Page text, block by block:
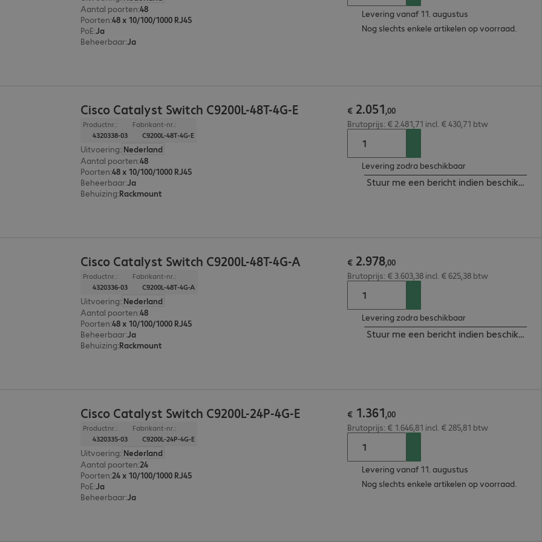
Aantal poorten:48
Poorten:48 x 10/100/1000 RJ45
PoE:Ja
Beheerbaar:Ja
Levering vanaf 11. augustus
Nog slechts enkele artikelen op voorraad.
Cisco Catalyst Switch C9200L-48T-4G-E
Productnr.:
4320338-03
Fabrikant-nr.:
C9200L-48T-4G-E
Uitvoering: Nederland
Aantal poorten:48
Poorten:48 x 10/100/1000 RJ45
Beheerbaar:Ja
Behuizing:Rackmount
€ 2.051,00
Brutoprijs: € 2.481,71 incl. € 430,71 btw
Levering zodra beschikbaar
Stuur me een bericht indien beschikbaar
Cisco Catalyst Switch C9200L-48T-4G-A
Productnr.:
4320336-03
Fabrikant-nr.:
C9200L-48T-4G-A
Uitvoering: Nederland
Aantal poorten:48
Poorten:48 x 10/100/1000 RJ45
Beheerbaar:Ja
Behuizing:Rackmount
€ 2.978,00
Brutoprijs: € 3.603,38 incl. € 625,38 btw
Levering zodra beschikbaar
Stuur me een bericht indien beschikbaar
Cisco Catalyst Switch C9200L-24P-4G-E
Productnr.:
4320335-03
Fabrikant-nr.:
C9200L-24P-4G-E
Uitvoering: Nederland
Aantal poorten:24
Poorten:24 x 10/100/1000 RJ45
PoE:Ja
Beheerbaar:Ja
€ 1.361,00
Brutoprijs: € 1.646,81 incl. € 285,81 btw
Levering vanaf 11. augustus
Nog slechts enkele artikelen op voorraad.